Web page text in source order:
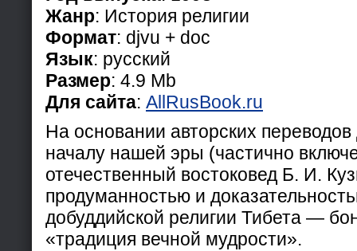
Жанр: История религии
Формат: djvu + doc
Язык: русский
Размер: 4.9 Mb
Для сайта: AllRusBook.ru
На основании авторских
началу нашей эры (частично
отечественный востоковед Б. И.
продуманностью и
добуддийской религии Тибета —
«традиция вечной мудрости».